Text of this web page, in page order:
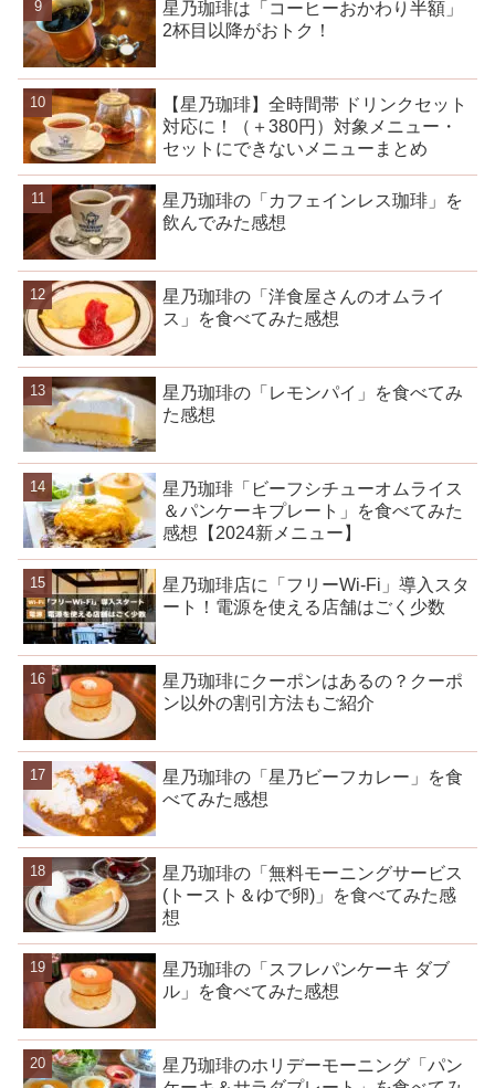
星乃珈琲は「コーヒーおかわり半額」
2杯目以降がおトク！
【星乃珈琲】全時間帯 ドリンクセット
対応に！（＋380円）対象メニュー・
セットにできないメニューまとめ
星乃珈琲の「カフェインレス珈琲」を
飲んでみた感想
星乃珈琲の「洋食屋さんのオムライ
ス」を食べてみた感想
星乃珈琲の「レモンパイ」を食べてみ
た感想
星乃珈琲「ビーフシチューオムライス
＆パンケーキプレート」を食べてみた
感想【2024新メニュー】
星乃珈琲店に「フリーWi-Fi」導入スタ
ート！電源を使える店舗はごく少数
星乃珈琲にクーポンはあるの？クーポ
ン以外の割引方法もご紹介
星乃珈琲の「星乃ビーフカレー」を食
べてみた感想
星乃珈琲の「無料モーニングサービス
(トースト＆ゆで卵)」を食べてみた感
想
星乃珈琲の「スフレパンケーキ ダブ
ル」を食べてみた感想
星乃珈琲のホリデーモーニング「パン